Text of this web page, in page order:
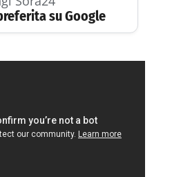
su Google